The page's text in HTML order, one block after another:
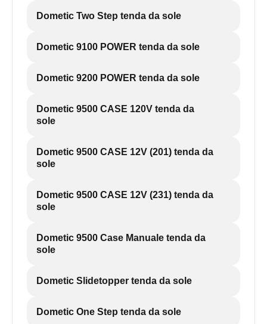
Dometic Two Step tenda da sole
Dometic 9100 POWER tenda da sole
Dometic 9200 POWER tenda da sole
Dometic 9500 CASE 120V tenda da
sole
Dometic 9500 CASE 12V (201) tenda da
sole
Dometic 9500 CASE 12V (231) tenda da
sole
Dometic 9500 Case Manuale tenda da
sole
Dometic Slidetopper tenda da sole
Dometic One Step tenda da sole